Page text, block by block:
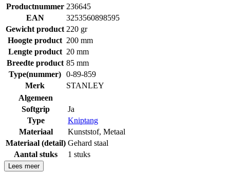
Productnummer 236645
EAN
3253560898595
Gewicht product 220 gr
Hoogte product 200 mm
Lengte product 20 mm
Breedte product 85 mm
Type(nummer) 0-89-859
Merk
STANLEY
Algemeen
Softgrip
Ja
Type
Kniptang
Materiaal
Kunststof, Metaal
Materiaal (detail) Gehard staal
Aantal stuks
1 stuks
Lees meer